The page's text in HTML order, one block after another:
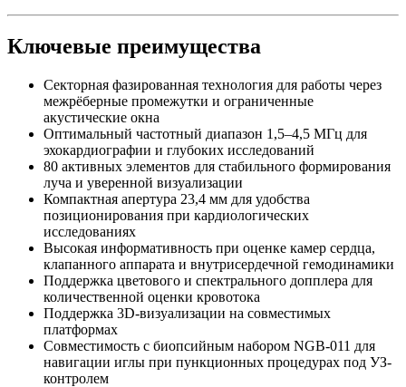
Ключевые преимущества
Секторная фазированная технология для работы через
межрёберные промежутки и ограниченные
акустические окна
Оптимальный частотный диапазон 1,5–4,5 МГц для
эхокардиографии и глубоких исследований
80 активных элементов для стабильного формирования
луча и уверенной визуализации
Компактная апертура 23,4 мм для удобства
позиционирования при кардиологических
исследованиях
Высокая информативность при оценке камер сердца,
клапанного аппарата и внутрисердечной гемодинамики
Поддержка цветового и спектрального допплера для
количественной оценки кровотока
Поддержка 3D-визуализации на совместимых
платформах
Совместимость с биопсийным набором NGB-011 для
навигации иглы при пункционных процедурах под УЗ-
контролем